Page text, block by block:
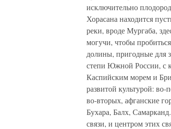
исключительно
Хорасана находится
реки, вроде Мургаба,
могучи, чтобы
долины, пригодные для
степи Южной России, с
Каспийским морем и
развитой культурой:
во-вторых, афганские
Бухара, Балх,
связи, и центром этих